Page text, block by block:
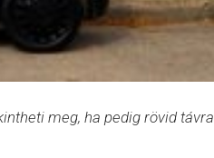
meg, ha pedig rövid távra